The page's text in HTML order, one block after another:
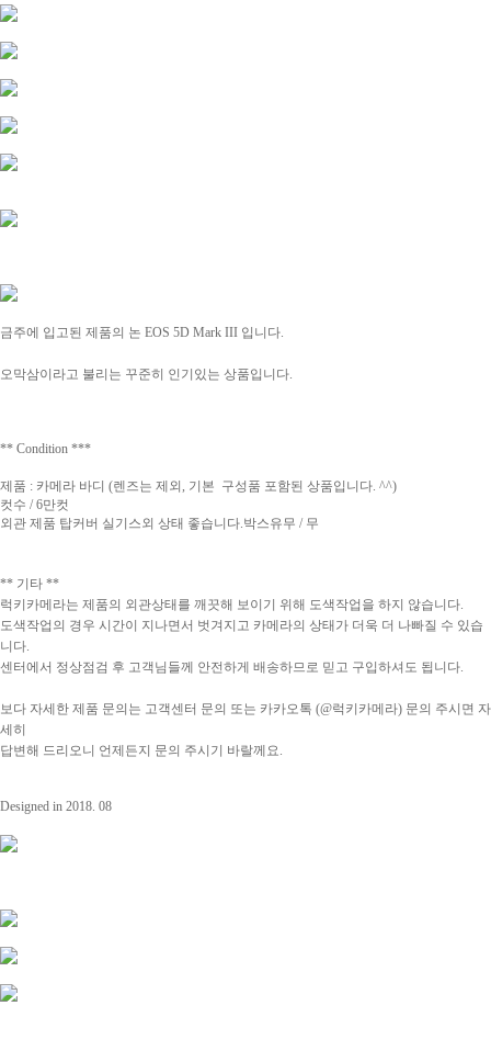
금주에 입고된 제품의 논 EOS 5D Mark III 입니다.
오막삼이라고 불리는 꾸준히 인기있는 상품입니다.
** Condition ***
제품 : 카메라 바디 (렌즈는 제외, 기본 구성품 포함된 상품입니다. ^^)
컷수 / 6만컷
외관 제품 탑커버 실기스외 상태 좋습니다.박스유무 / 무
** 기타 **
럭키카메라는 제품의 외관상태를 깨끗해 보이기 위해 도색작업을 하지 않습니다.
도색작업의 경우 시간이 지나면서 벗겨지고 카메라의 상태가 더욱 더 나빠질 수 있습
니다.
센터에서 정상점검 후 고객님들께 안전하게 배송하므로 믿고 구입하셔도 됩니다.
보다 자세한 제품 문의는 고객센터 문의 또는 카카오톡 (@럭키카메라) 문의 주시면 자
세히
답변해 드리오니 언제든지 문의 주시기 바랄께요.
Designed in 2018. 08